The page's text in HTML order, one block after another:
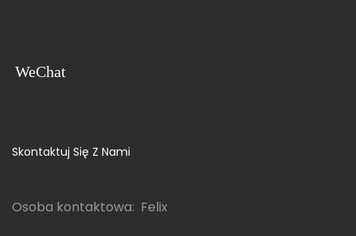
WeChat
Skontaktuj Się Z Nami
Osoba kontaktowa: Felix